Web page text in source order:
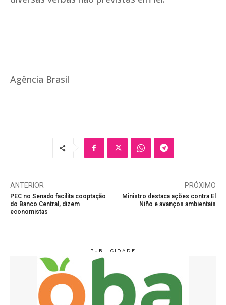
Agência Brasil
ANTERIOR
PEC no Senado facilita cooptação
do Banco Central, dizem
economistas
PRÓXIMO
Ministro destaca ações contra El
Niño e avanços ambientais